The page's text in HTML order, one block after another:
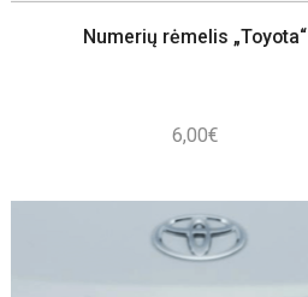
Numerių rėmelis „Toyota“
6,00€